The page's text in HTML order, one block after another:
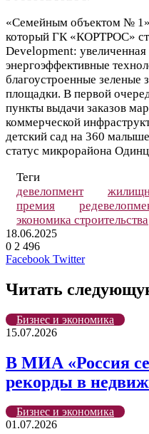
«Семейным объектом № 1»
который ГК «КОРТРОС»
Development:
энергоэффективные
благоустроенные зеленые
площадки. В первой
пункты выдачи заказов
коммерческой
детский сад на 360
статус микрорайона
Теги
девелопмент
премия
экономика строительства
18.06.2025
0 2 496
Facebook TwitterLinkedIn
Tumblr
Reddit
Вконтакте
Skype
Messenger
Messenger
WhatsApp
Telegram
Viber
Line
Поделиться
почту
Печатать
Читать
Бизнес и экономика
15.07.2026
В МИА «Россия
рекорды в
Бизнес и экономика
01.07.2026